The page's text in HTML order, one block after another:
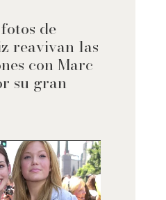
de
reavivan las
con Marc
su gran